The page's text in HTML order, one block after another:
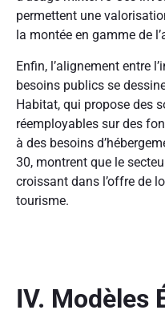
permettent une
la montée en gamme de
Enfin, l’alignement entre
besoins publics se
Habitat, qui propose des
réemployables sur des
à des besoins
30, montrent que le
croissant dans l’offre de
tourisme.
IV. Modèles